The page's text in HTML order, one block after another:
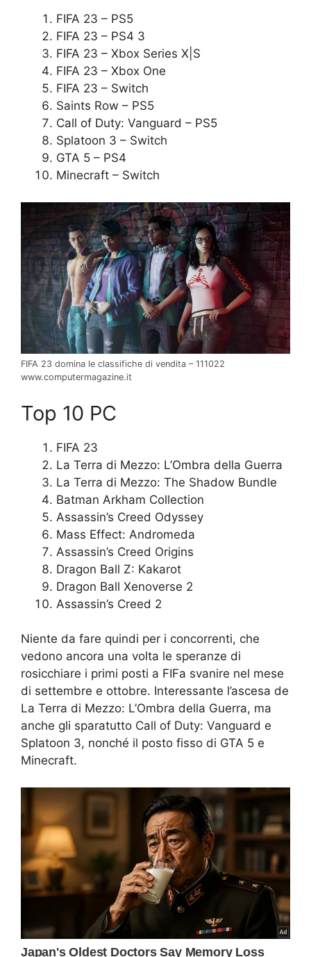
FIFA 23 – PS5
FIFA 23 – PS4 3
FIFA 23 – Xbox Series X|S
FIFA 23 – Xbox One
FIFA 23 – Switch
Saints Row – PS5
Call of Duty: Vanguard – PS5
Splatoon 3 – Switch
GTA 5 – PS4
Minecraft – Switch
FIFA 23 domina le classifiche di vendita – 111022
www.computermagazine.it
Top 10 PC
FIFA 23
La Terra di Mezzo: L’Ombra della Guerra
La Terra di Mezzo: The Shadow Bundle
Batman Arkham Collection
Assassin’s Creed Odyssey
Mass Effect: Andromeda
Assassin’s Creed Origins
Dragon Ball Z: Kakarot
Dragon Ball Xenoverse 2
Assassin’s Creed 2
Niente da fare quindi per i concorrenti, che
vedono ancora una volta le speranze di
rosicchiare i primi posti a FIFa svanire nel mese
di settembre e ottobre. Interessante l’ascesa de
La Terra di Mezzo: L’Ombra della Guerra, ma
anche gli sparatutto Call of Duty: Vanguard e
Splatoon 3, nonché il posto fisso di GTA 5 e
Minecraft.